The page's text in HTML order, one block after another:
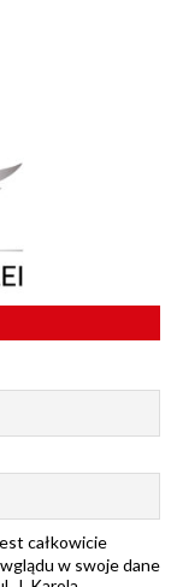
całkowicie
w swoje dane